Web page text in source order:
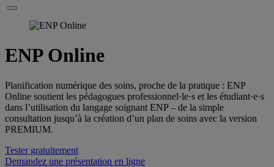
ENP Online
Planification numérique des soins, proche de la pratique : ENP
Online soutient les pédagogues professionnel·le·s et les étudiant·e·s
dans l’utilisation du langage soignant ENP – de la simple
consultation jusqu’à la création d’un plan de soins avec la version
PREMIUM.
Tester gratuitement
Demandez une présentation en ligne